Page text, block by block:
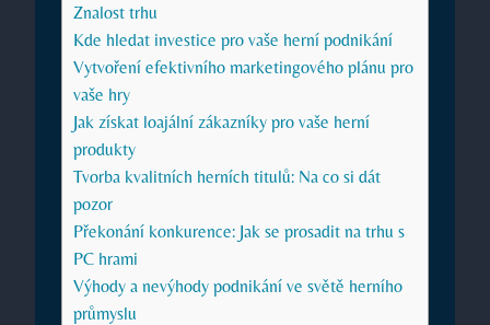
Znalost trhu
Kde hledat investice pro vaše herní podnikání
Vytvoření efektivního marketingového plánu pro
vaše hry
Jak získat loajální zákazníky pro vaše herní
produkty
Tvorba kvalitních herních titulů: Na co si dát
pozor
Překonání konkurence: Jak se prosadit na trhu s
PC hrami
Výhody a nevýhody podnikání ve světě herního
průmyslu